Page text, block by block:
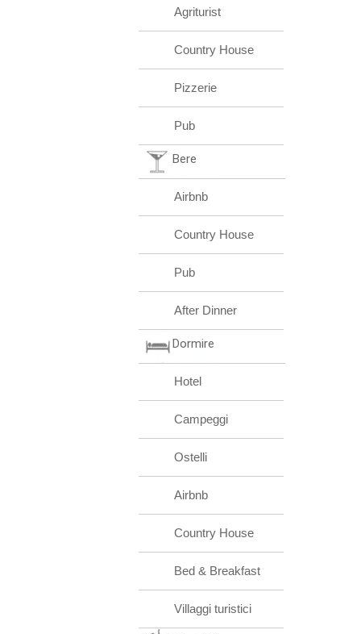
Agriturist
Country House
Pizzerie
Pub
Bere
Airbnb
Country House
Pub
After Dinner
Dormire
Hotel
Campeggi
Ostelli
Airbnb
Country House
Bed & Breakfast
Villaggi turistici